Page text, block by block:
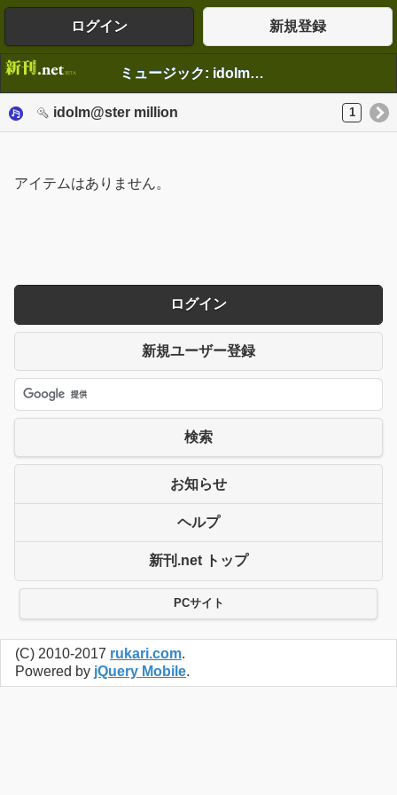
ログイン 新規登録
ミュージック: idolm@ster million
idolm@ster million 1
アイテムはありません。
ログイン
新規ユーザー登録
検索
お知らせ
ヘルプ
新刊.net トップ
PCサイト
(C) 2010-2017 rukari.com.
Powered by jQuery Mobile.